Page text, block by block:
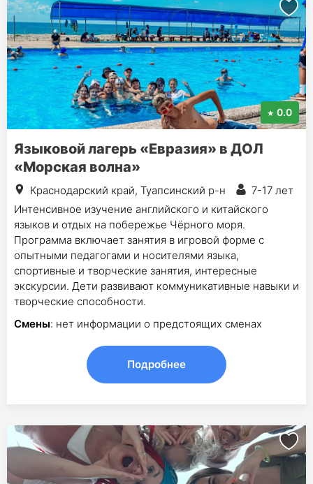
0.0
Языковой лагерь «Евразия» в ДОЛ
«Морская волна»
Краснодарский край, Туапсинский р-н
7-17 лет
Интенсивное изучение английского и китайского
языков и отдых на побережье Чёрного моря.
Программа включает занятия в игровой форме с
опытными педагогами и носителями языка,
спортивные и творческие занятия, интересные
экскурсии. Дети развивают коммуникативные навыки и
творческие способности.
Смены: нет информации о предстоящих сменах
Подробнее